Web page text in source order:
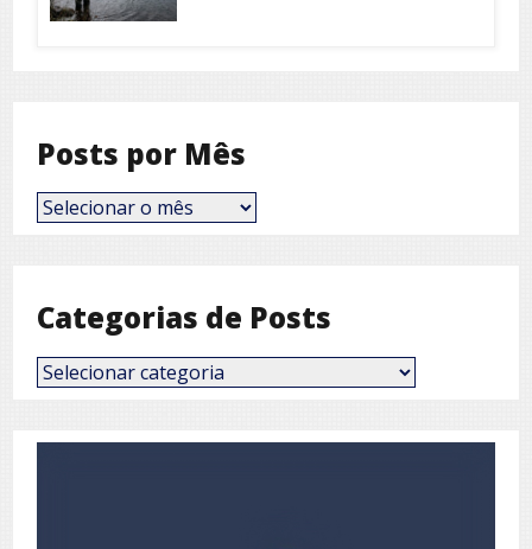
Posts por Mês
Posts
por
Categorias de Posts
Categorias
de